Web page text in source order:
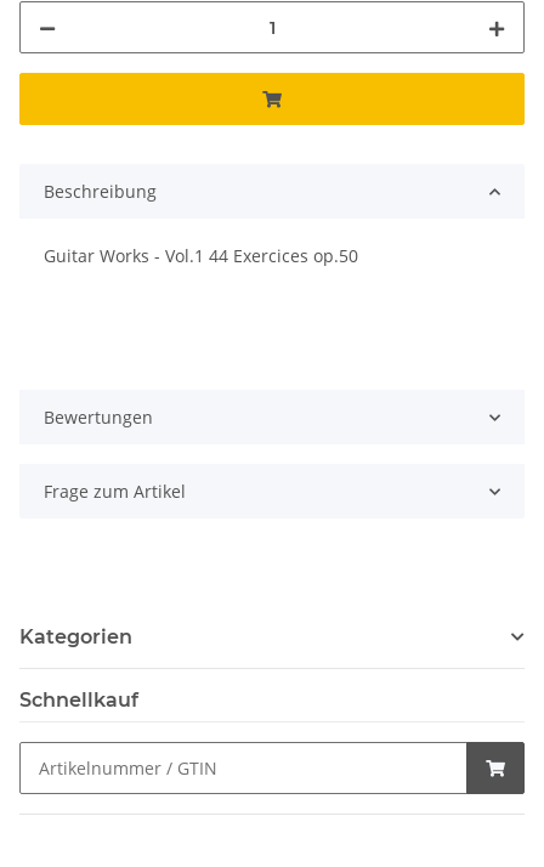
Beschreibung
Guitar Works - Vol.1 44 Exercices op.50
Bewertungen
Frage zum Artikel
Kategorien
Schnellkauf